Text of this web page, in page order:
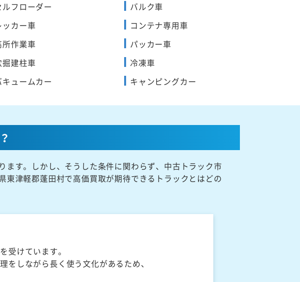
ルフローダー
ッカー車
所作業車
掘建柱車
キュームカー
バルク車
コンテナ専用車
パッカー車
冷凍車
キャンピングカー
ます。しかし、そうした条件に関わらず、中古トラック市
津軽郡蓬田村で高価買取が期待できるトラックとはどの
受けています。
しながら長く使う文化があるため、